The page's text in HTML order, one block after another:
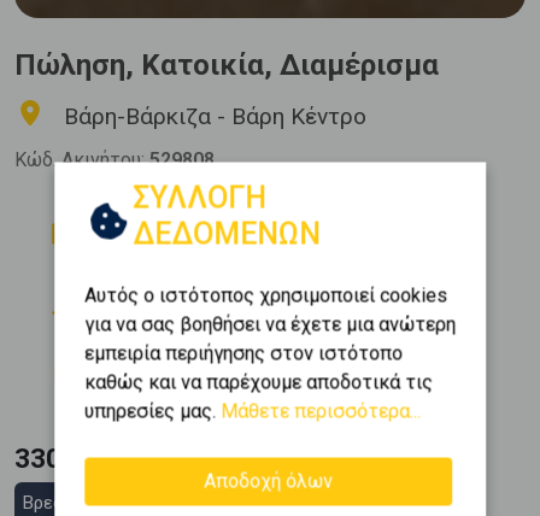
Πώληση, Κατοικία, Διαμέρισμα
Βάρη-Βάρκιζα - Βάρη Κέντρο
Κώδ. Ακινήτου:529808
Δωμάτια
1
Μπάνια
1
Όροφος
1 (1ος)
Εμβαδόν
60 m
Κατασκευή
2025
330.000 €
Βρες στεγαστικό δάνειο
ΣΥΛΛΟΓΗ
ΔΕΔΟΜΕΝΩΝ
Αυτός ο ιστότοπος χρησιμοποιεί cookies
για να σας βοηθήσει να έχετε μια ανώτερη
εμπειρία περιήγησης στον ιστότοπο
καθώς και να παρέχουμε αποδοτικά τις
υπηρεσίες μας. Μάθετε περισσότερα...
Αποδοχή όλων